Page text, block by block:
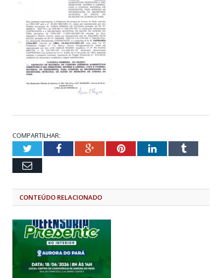
COMPARTILHAR:
TwitterFacebookGoogle+PinterestLinkedInTumblr
Email
CONTEÚDO RELACIONADO